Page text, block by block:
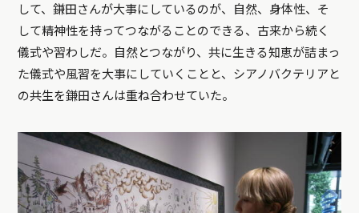
して、鎌田さんが大事にしているのが、自然、身体性、そ
して精神性を持ってつながることのできる、古来から続く
儀式や習わしだ。自然とつながり、共に生きる知恵が詰まっ
た儀式や風習を大事にしていくことと、シアノバクテリアと
の共生を鎌田さんは重ね合わせていた。